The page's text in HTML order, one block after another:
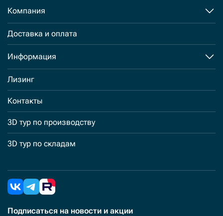
Компания
Доставка и оплата
Информация
Лизинг
Контакты
3D тур по производству
3D тур по складам
Подписаться на новости и акции